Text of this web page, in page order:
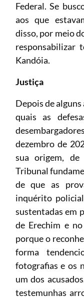
Federal. Se
aos que
disso, por meio
responsabilizar
Kandóia.
Justiça
Depois de
quais as
dezembro de
sua origem,
Tribunal
de que as
inquérito
sustentadas em
de Erechim e
porque o
forma
fotografias e os
um dos
testemunhas